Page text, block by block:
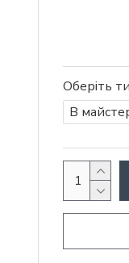
Оберіть
В